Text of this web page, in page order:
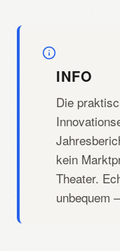
INFO
Die
kein
Theater.
unbequem